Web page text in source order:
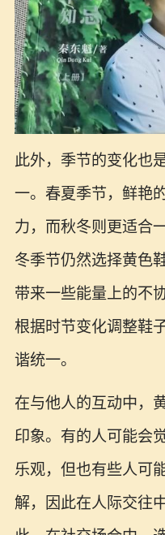
此外，季节的变化也
一。春夏季节，鲜艳
力，而秋冬则更适合
冬季节仍然选择黄色
带来一些能量上的不
根据时节变化调整鞋
谐统一。
在与他人的互动中，
印象。有的人可能会
乐观，但也有些人可
解，因此在人际交往